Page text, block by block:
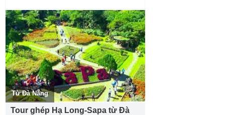
Từ Đà Nẵng
Tour ghép Hạ Long-Sapa từ Đà